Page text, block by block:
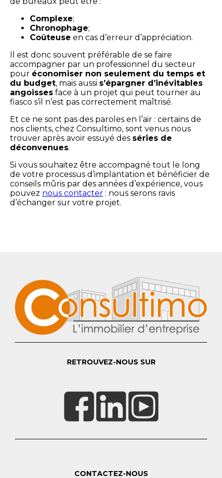
Complexe;
Chronophage;
Coûteuse en cas d’erreur d’appréciation.
Il est donc souvent préférable de se faire
accompagner par un professionnel du secteur
pour économiser non seulement du temps et
du budget, mais aussi s’épargner d’inévitables
angoisses face à un projet qui peut tourner au
fiasco s’il n’est pas correctement maîtrisé.
Et ce ne sont pas des paroles en l’air : certains de
nos clients, chez Consultimo, sont venus nous
trouver après avoir essuyé des séries de
déconvenues.
Si vous souhaitez être accompagné tout le long
de votre processus d’implantation et bénéficier de
conseils mûris par des années d’expérience, vous
pouvez nous contacter : nous serons ravis
d’échanger sur votre projet.
RETROUVEZ-NOUS SUR
CONTACTEZ-NOUS